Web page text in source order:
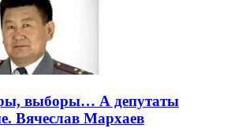
выборы… А депутаты
Вячеслав Мархаев